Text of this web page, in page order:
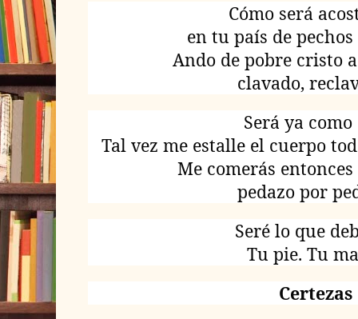
Cómo será
en tu país de
Ando de pobre cristo
clavado,
Será ya como
Tal vez me estalle el cuerpo
Me comerás
pedazo por
Seré lo que
Tu pie. Tu
Certezas